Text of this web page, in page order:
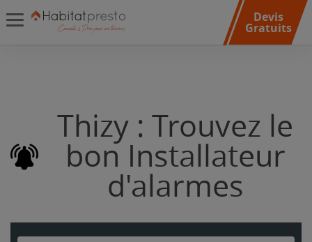
Devis
Gratuits
Thizy : Trouvez le
bon Installateur
d'alarmes